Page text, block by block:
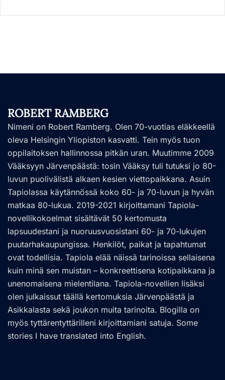
ROBERT RAMBERG
Nimeni on Robert Ramberg. Olen 70-vuotias eläkkeellä
oleva Helsingin Yliopiston kasvatti. Tein myös tuon
oppilaitoksen hallinnossa pitkän uran. Muutimme 2009
Vääksyyn Järvenpäästä: tosin Vääksy tuli tutuksi jo 80-
luvun puolivälistä alkaen kesien viettopaikkana. Asuin
Tapiolassa käytännössä koko 60- ja 70-luvun ja hyvän
matkaa 80-lukua. 2019-2021 kirjoittamani Tapiola-
novellikokoelmat sisältävät 50 kertomusta
lapsuudestani ja nuoruusvuosistani 60- ja 70-lukujen
puutarhakaupungissa. Henkilöt, paikat ja tapahtumat
ovat todellisia. Tapiola elää näissä tarinoissa sellaisena
kuin minä sen muistan – konkreettisena kotipaikkana ja
unenomaisena mielentilana. Tapiola-novellien lisäksi
olen julkaissut täällä kertomuksia Järvenpäästä ja
Asikkalasta sekä joukon muita tarinoita. Blogilla on
myös tyttärentyttärilleni kirjoittamiani satuja. Some
stories I have translated into English.